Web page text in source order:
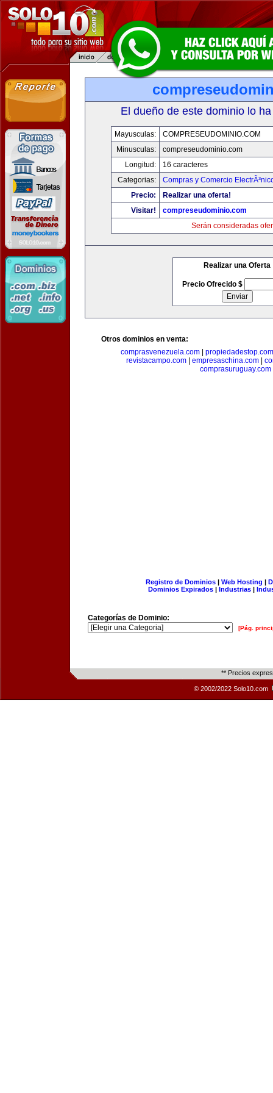
El dueño de este dominio lo
Mayusculas:
COMPRESEUDOMINIO.COM
Minusculas:
compreseudominio.com
Longitud:
16 caracteres
Categorias:
Compras y Comercio
Precio:
Realizar una oferta!
Visitar!
compreseudominio.com
Serán consideradas
Realizar una Oferta
Precio Ofrecido $
Otros dominios en venta:
comprasvenezuela.com
propiedadestop.com
revistacampo.com
empresaschina.com
comprasuruguay.com
Registro de Dominios| Web Hosting |
Dominios Expirados | Industrias |
Categorías de Dominio:
[Pág.
** Precios
© 2002/2022 Solo10.com